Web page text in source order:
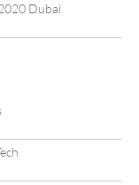
Dubai